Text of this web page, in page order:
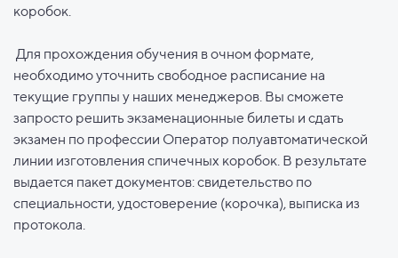
коробок.
Для прохождения обучения в очном формате,
необходимо уточнить свободное расписание на
текущие группы у наших менеджеров. Вы сможете
запросто решить экзаменационные билеты и сдать
экзамен по профессии Оператор полуавтоматической
линии изготовления спичечных коробок. В результате
выдается пакет документов: свидетельство по
специальности, удостоверение (корочка), выписка из
протокола.